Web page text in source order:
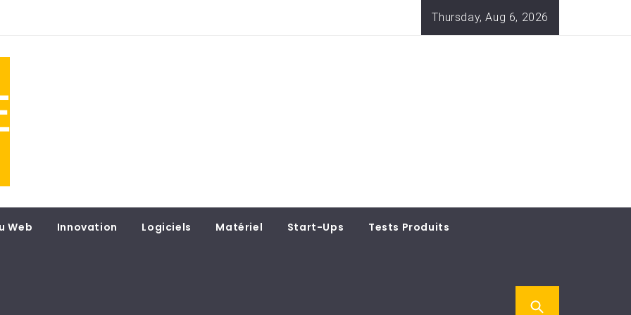
Thursday, Aug 6, 2026
Web Innovation Logiciels Matériel Start-Ups Tests Produits